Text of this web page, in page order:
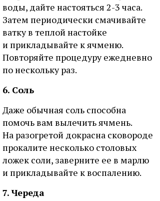
воды, дайте настояться 2-3 часа.
Затем периодически смачивайте
ватку в теплой настойке
и прикладывайте к ячменю.
Повторяйте процедуру ежедневно
по нескольку раз.
6. Соль
Даже обычная соль способна
помочь вам вылечить ячмень.
На разогретой докрасна сковороде
прокалите несколько столовых
ложек соли, заверните ее в марлю
и прикладывайте к воспалению.
7. Череда